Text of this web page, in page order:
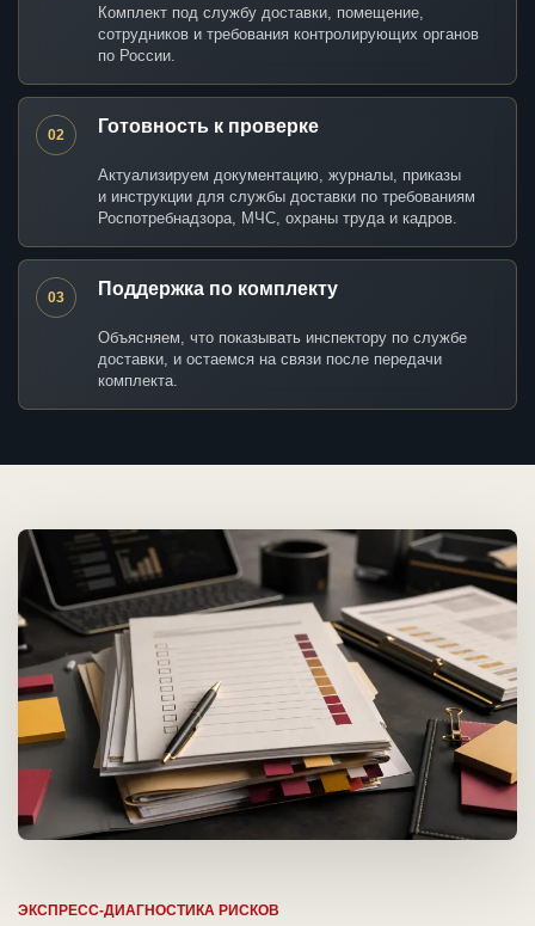
Комплект под службу доставки, помещение,
сотрудников и требования контролирующих органов
по России.
02 Готовность к проверке
Актуализируем документацию, журналы, приказы
и инструкции для службы доставки по требованиям
Роспотребнадзора, МЧС, охраны труда и кадров.
03 Поддержка по комплекту
Объясняем, что показывать инспектору по службе
доставки, и остаемся на связи после передачи
комплекта.
ЭКСПРЕСС-ДИАГНОСТИКА РИСКОВ